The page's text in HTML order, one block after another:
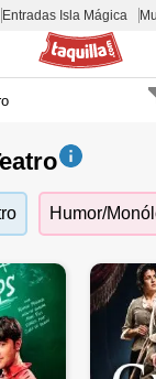
Entradas Isla Mágica
Humor/